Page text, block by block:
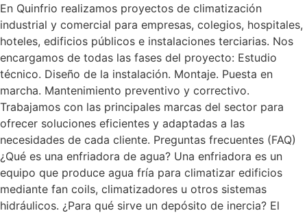
En Quinfrio realizamos proyectos de climatización
industrial y comercial para empresas, colegios, hospitales,
hoteles, edificios públicos e instalaciones terciarias. Nos
encargamos de todas las fases del proyecto: Estudio
técnico. Diseño de la instalación. Montaje. Puesta en
marcha. Mantenimiento preventivo y correctivo.
Trabajamos con las principales marcas del sector para
ofrecer soluciones eficientes y adaptadas a las
necesidades de cada cliente. Preguntas frecuentes (FAQ)
¿Qué es una enfriadora de agua? Una enfriadora es un
equipo que produce agua fría para climatizar edificios
mediante fan coils, climatizadores u otros sistemas
hidráulicos. ¿Para qué sirve un depósito de inercia? El